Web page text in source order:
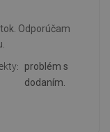
Odporúčam
problém s
dodaním.